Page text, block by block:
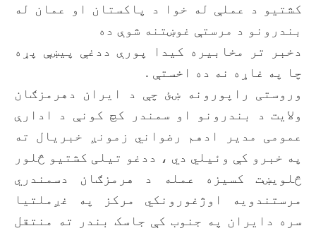
کشتیو د عملې له خوا د پاکستان او عمان له
بندرونو د مرستې غوښتنه شوې ده
دخبر تر مخابیره کیدا پورې ددغې پيښې پړه
چا په غاړه نه ده اخستې .
وروستی راپورونه ښئ چې د ایران دهرمزګان
ولایت د بندرونو او سمندر کچ کونې د ادارې
عمومی مدیر ادهم رضواني زمونږ خبریال ته
په خبرو کې وئيلي دي ، ددغو تیلی کشتیو څلور
څلویښت کسیزه عمله د هرمزګان دسمندري
مرستندویه اوژغورونکي مرکز په غږملتیا
سره دایران په جنوب کې جاسک بندر ته منتقل